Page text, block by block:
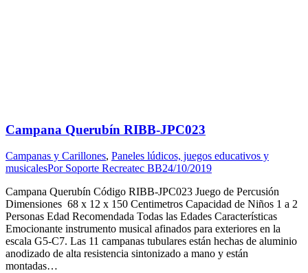
Campana Querubín RIBB-JPC023
Campanas y Carillones, Paneles lúdicos, juegos educativos y
musicalesPor Soporte Recreatec BB24/10/2019
Campana Querubín Código RIBB-JPC023 Juego de Percusión
Dimensiones 68 x 12 x 150 Centimetros Capacidad de Niños 1 a 2
Personas Edad Recomendada Todas las Edades Características
Emocionante instrumento musical afinados para exteriores en la
escala G5-C7. Las 11 campanas tubulares están hechas de aluminio
anodizado de alta resistencia sintonizado a mano y están
montadas…